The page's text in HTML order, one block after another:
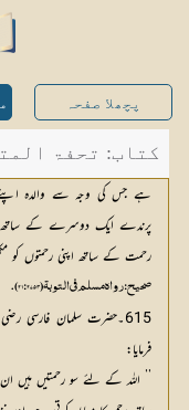
پچھلا صفحہ
کتاب: تحفۃ
ہے جس کی وجہ سے والدہ
پرندے ایک دوسرے کے ساتھ
رحمت کے ساتھ اپنی رحمتوں کو
صحيح: رواه مسلم في التوبة (2753: 21).
615۔حضرت سلمان فارسی
فرمایا:
’’ اللہ کے لئے سو رحمتیں